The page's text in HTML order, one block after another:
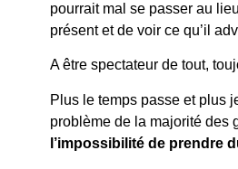
pourrait mal se passer au
présent et de voir ce qu’il
A être spectateur de tout,
Plus le temps passe et plus
problème de la majorité des
l’impossibilité de prendre